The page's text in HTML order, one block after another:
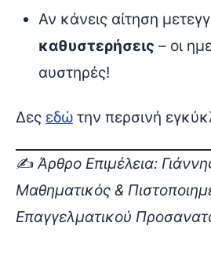
Αν κάνεις αίτηση
καθυστερήσεις – οι
αυστηρές!
Δες εδώ την περσινή
✍️Άρθρο Επιμέλεια:
Μαθηματικός &
Επαγγελματικού